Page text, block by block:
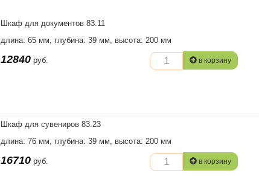
Шкаф для документов 83.11
длина: 65 мм, глубина: 39 мм, высота: 200 мм
12840 руб. в корзину
Шкаф для сувениров 83.23
длина: 76 мм, глубина: 39 мм, высота: 200 мм
16710 руб. в корзину